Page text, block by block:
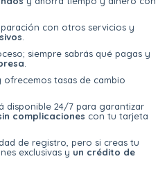
con otros servicios y
siempre sabrás qué pagas y
ofrecemos tasas de cambio
disponible 24/7 para garantizar
complicaciones con tu tarjeta
de registro, pero si creas tu
exclusivas y un crédito de